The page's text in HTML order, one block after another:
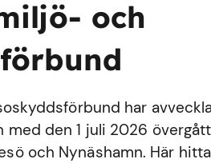
och
har
med den 1 juli 2026
och Nynäshamn. Här